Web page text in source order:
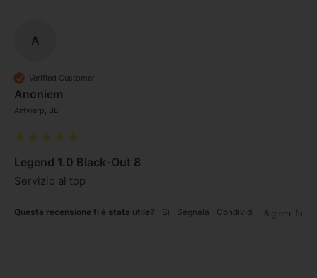
A
Verified Customer
Anoniem
Antwerp, BE
Legend 1.0 Black-Out 8
Servizio al top
Questa recensione ti è stata utile? Sì Segnala Condividi 8 giorni fa